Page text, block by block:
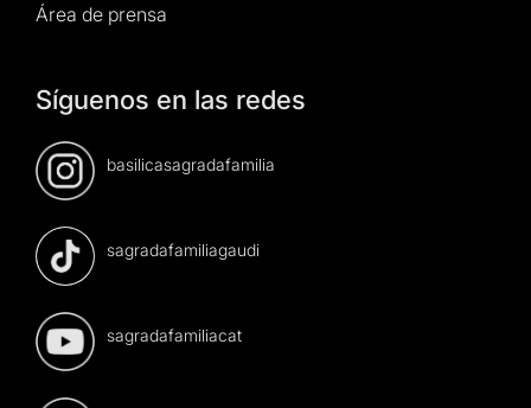
Área de prensa
Síguenos en las redes
basilicasagradafamilia
sagradafamiliagaudi
sagradafamiliacat